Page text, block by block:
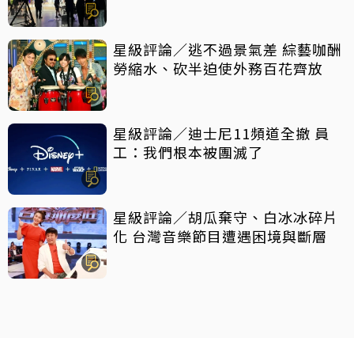
星級評論／逃不過景氣差 綜藝咖酬
勞縮水、砍半迫使外務百花齊放
星級評論／迪士尼11頻道全撤 員
工：我們根本被團滅了
星級評論／胡瓜棄守、白冰冰碎片
化 台灣音樂節目遭遇困境與斷層